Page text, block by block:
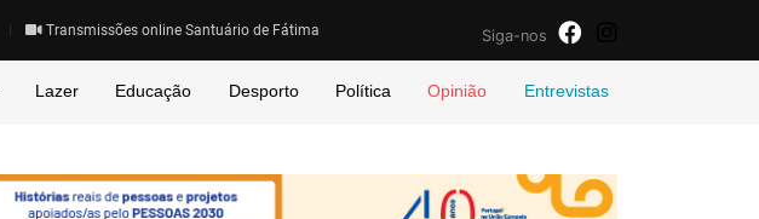
Transmissões online Santuário de Fátima Siga-nos
Lazer Educação Desporto Política Opinião Entrevistas